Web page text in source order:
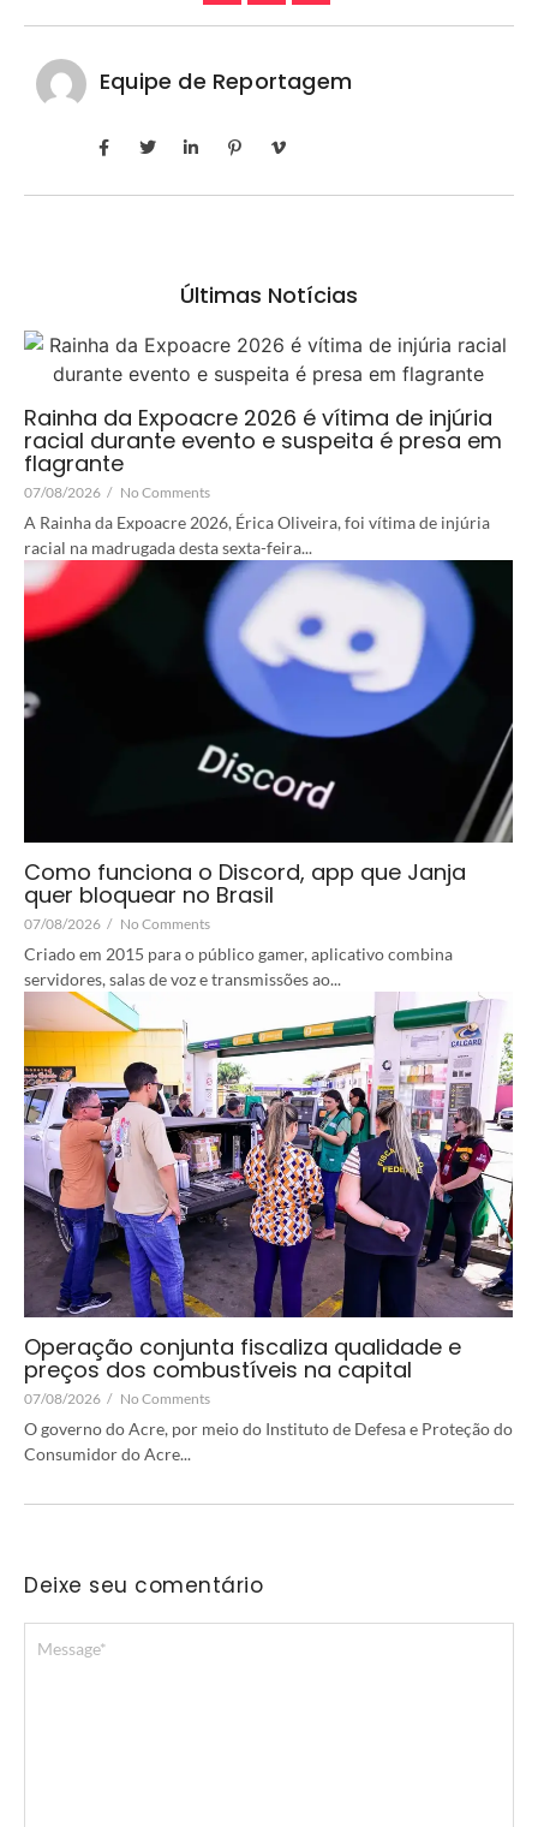
Equipe de Reportagem
Últimas Notícias
Rainha da Expoacre 2026 é vítima de injúria
racial durante evento e suspeita é presa em
flagrante
07/08/2026 / No Comments
A Rainha da Expoacre 2026, Érica Oliveira, foi vítima de injúria
racial na madrugada desta sexta-feira...
Como funciona o Discord, app que Janja
quer bloquear no Brasil
07/08/2026 / No Comments
Criado em 2015 para o público gamer, aplicativo combina
servidores, salas de voz e transmissões ao...
Operação conjunta fiscaliza qualidade e
preços dos combustíveis na capital
07/08/2026 / No Comments
O governo do Acre, por meio do Instituto de Defesa e Proteção do
Consumidor do Acre...
Deixe seu comentário